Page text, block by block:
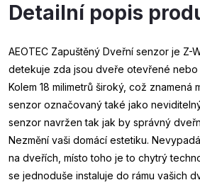
Detailní popis
AEOTEC Zapuštěný Dveřní senzor je Z-
detekuje zda jsou dveře otevřené nebo
Kolem 18 milimetrů široký, což znamená
senzor označovaný také jako
senzor navržen tak jak by správný
Nezmění vaši domácí estetiku.
na dveřích, místo toho je to chytrý
se jednoduše instaluje do rámu vašich